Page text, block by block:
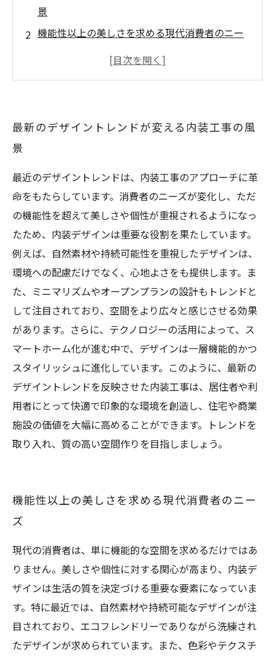
景
機能性以上の美しさを求める現代消費者のニー
内装工事がもたらす価値の再認識
内装工事
最新のデザイントレンドが変える内装工事の風
景
最近のデザイントレンドは、内装工事のアプローチに革
命をもたらしています。消費者のニーズが変化し、ただ
の機能性を超えて美しさや個性が重視されるようになっ
たため、内装デザインは重要な役割を果たしています。
例えば、自然素材や持続可能性を重視したデザインは、
環境への配慮だけでなく、心地よさをも提供します。ま
た、ミニマリズムやオープンプランの設計もトレンドと
して注目されており、空間をより広々と感じさせる効果
があります。さらに、テクノロジーの活用によって、ス
マートホーム化が進む中で、デザインは一層機能的かつ
スタイリッシュに進化しています。このように、最新の
デザイントレンドを反映させた内装工事は、居住者や利
用者にとって快適で印象的な環境を創造し、住宅や商業
施設の価値を大幅に高めることができます。トレンドを
取り入れ、質の高い空間作りを目指しましょう。
機能性以上の美しさを求める現代消費者のニー
ズ
現代の消費者は、単に機能的な空間を求めるだけではあ
りません。美しさや個性に対する関心が高まり、内装デ
ザインは生活の質を決定づける重要な要素になっていま
す。特に最近では、自然素材や持続可能なデザインが注
目されており、エコフレンドリーでありながら洗練され
たデザインが求められています。また、色彩やテクスチ